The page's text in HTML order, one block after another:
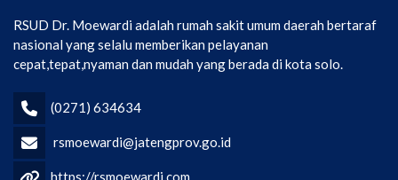
RSUD Dr. Moewardi adalah rumah sakit umum daerah bertaraf
nasional yang selalu memberikan pelayanan
cepat,tepat,nyaman dan mudah yang berada di kota solo.
(0271) 634634
rsmoewardi@jatengprov.go.id
https://rsmoewardi.com